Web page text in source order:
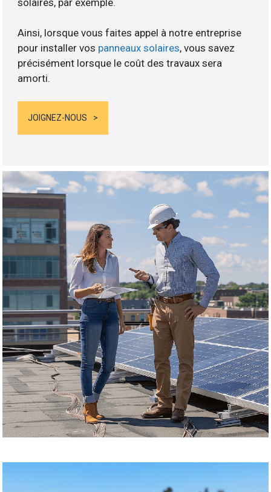
Ainsi, lorsque vous faites appel à notre entreprise
pour installer vos panneaux solaires, vous savez
précisément lorsque le coût des travaux sera
amorti.
JOIGNEZ-NOUS